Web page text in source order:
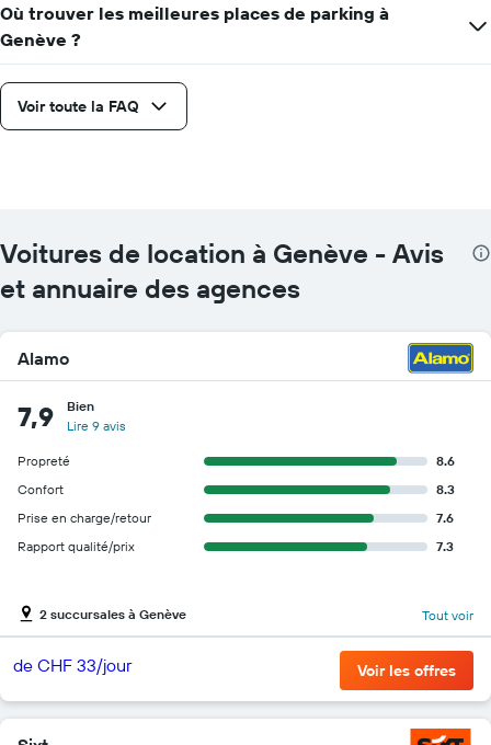
Où trouver les meilleures places de parking à
Genève ?
Voir toute la FAQ
Voitures de location à Genève - Avis
et annuaire des agences
Alamo
7,9
Bien
Lire 9 avis
Propreté
8.6
Confort
8.3
Prise en charge/retour
7.6
Rapport qualité/prix
7.3
2 succursales à Genève Tout voir
de CHF 33/jour Voir les offres